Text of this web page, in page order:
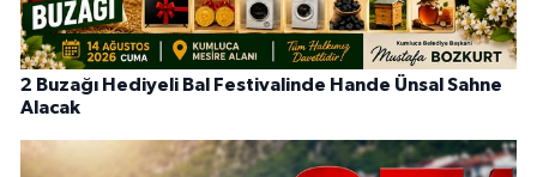
2 Buzağı Hediyeli Bal Festivalinde Hande Ünsal Sahne
Alacak